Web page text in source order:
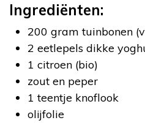
Ingrediënten:
200 gram tuinbonen
2 eetlepels dikke
1 citroen (bio)
zout en peper
1 teentje knoflook
olijfolie